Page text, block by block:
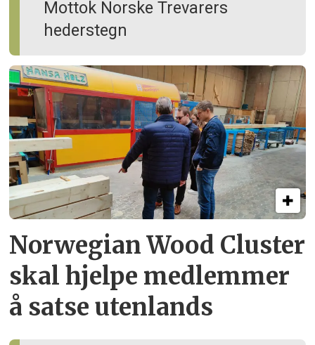
Mottok Norske Trevarers
hederstegn
Norwegian Wood Cluster
skal hjelpe medlemmer
å satse utenlands